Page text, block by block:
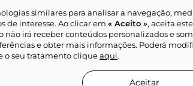
Política de Confidencialidade Livro de Reclamações
de Marketplace
com inteligência artificial
similares para analisar a navegação,
de interesse. Ao clicar em « Aceito », aceita
não irá receber conteúdos personalizados e
e obter mais informações. Poderá
o seu tratamento cliqueaqui.
Aceitar